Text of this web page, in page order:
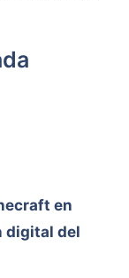
en
digital del